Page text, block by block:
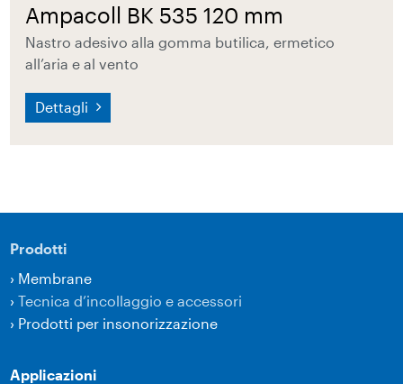
Ampacoll BK 535 120 mm
Nastro adesivo alla gomma butilica, ermetico
all’aria e al vento
Dettagli
Prodotti
› Membrane
›Tecnica d’incollaggio e accessori
› Prodotti per insonorizzazione
Applicazioni